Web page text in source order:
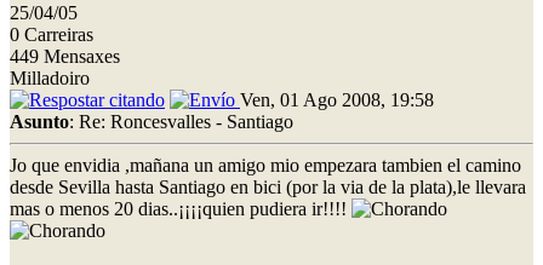
25/04/05
0 Carreiras
449 Mensaxes
Milladoiro
Ven, 01 Ago 2008, 19:58
Asunto: Re: Roncesvalles - Santiago
Jo que envidia ,mañana un amigo mio empezara tambien el camino
desde Sevilla hasta Santiago en bici (por la via de la plata),le llevara
mas o menos 20 dias..¡¡¡¡quien pudiera ir!!!!